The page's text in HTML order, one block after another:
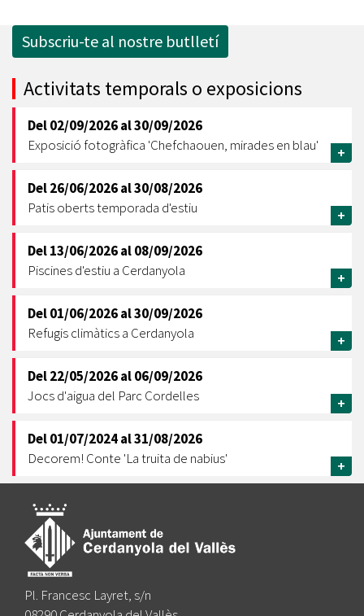
Subscriu-te al nostre butlletí
Activitats temporals o exposicions
Del02/09/2026al30/09/2026
Exposició fotogràfica 'Chefchaouen, mirades en blau'
+
Del26/06/2026al30/08/2026
Patis oberts temporada d'estiu
+
Del13/06/2026al08/09/2026
Piscines d'estiu a Cerdanyola
+
Del01/06/2026al30/09/2026
Refugis climàtics a Cerdanyola
+
Del22/05/2026al06/09/2026
Jocs d'aigua del Parc Cordelles
+
Del01/07/2024al31/08/2026
Decorem! Conte 'La truita de nabius'
+
Pl. Francesc Layret, s/n